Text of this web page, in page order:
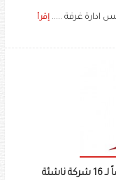
ادارة غرفة ..... إقرأ